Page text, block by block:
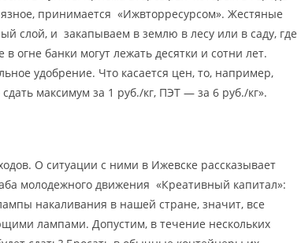
принимается «Ижвторресурсом». Жестяные
слой, и закапываем в землю в лесу или в саду, где
огне банки могут лежать десятки и сотни лет.
удобрение. Что касается цен, то, например,
максимум за 1 руб./кг, ПЭТ — за 6 руб./кг».
О ситуации с ними в Ижевске рассказывает
молодежного движения «Креативный капитал»:
накаливания в нашей стране, значит, все
лампами. Допустим, в течение нескольких